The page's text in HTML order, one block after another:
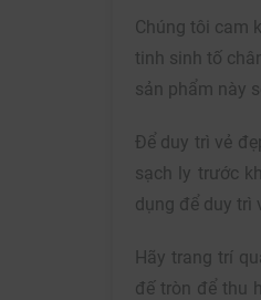
Chúng tôi cam
tinh sinh tố
sản phẩm này
Để duy trì vẻ
sạch ly trước
dụng để duy trì
Hãy trang trí
đế tròn để thu